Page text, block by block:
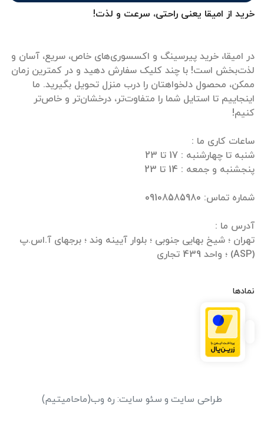
خرید از امیقا یعنی راحتی، سرعت و لذت!
در امیقا، خرید پیرسینگ و اکسسوری‌های خاص، سریع، آسان و
لذت‌بخش است! با چند کلیک سفارش دهید و در کمترین زمان
ممکن، محصول دلخواهتان را درب منزل تحویل بگیرید. ما
اینجاییم تا استایل شما را متفاوت‌تر، درخشان‌تر و خاص‌تر
تهران ؛ شیخ بهایی جنوبی ؛ بلوار آیینه وند ؛ برجهای آ.اس.پ
(ASP) ؛ واحد 439 تجاری
نمادها
طراحی سایت و سئو سایت: ره وب(ماحامیتیم)